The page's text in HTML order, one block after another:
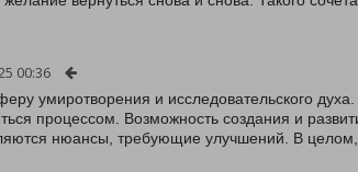
00:36
умиротворения и исследовательского
процессом. Возможность создания и
нюансы, требующие улучшений. В